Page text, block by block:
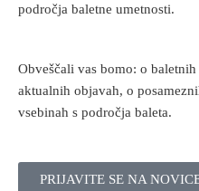
področja baletne umetnosti.
Obveščali vas bomo: o
aktualnih objavah, o
vsebinah s področja baleta.
PRIJAVITE SE NA